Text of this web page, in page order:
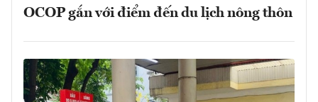
OCOP gắn với điểm đến du lịch nông thôn